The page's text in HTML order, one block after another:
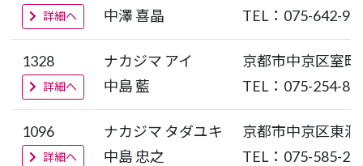
詳細へ
中澤 喜晶
TEL：075-642-
1328
詳細へ
ナカジマ アイ
中島 藍
京都市中京区室
TEL：075-254-
1096
詳細へ
ナカジマ タダユキ
中島 忠之
京都市中京区東
TEL：075-585-